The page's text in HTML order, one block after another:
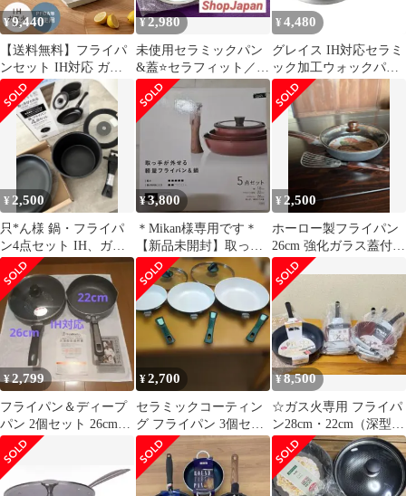
造 省エネ 焦げにくい
こびりつきにくい 軽量
）)
¥9,440
【送料無料】フライパ
ンセット IH対応 ガス
火対応 オーブン対応 セ
ラミック コーティング
深型 鍋 卵焼き 食洗器
対応 まとめて収納 脱着
式ハンドル 耐熱温度
220℃ 9点セット コー
ド:22430
¥2,980
未使用セラミックパン
&蓋⭐️セラフィット／
28cm／GOLD／
ShopJapan
¥ 4,480
グレイス IH対応セラミ
ック加工ウォックパン
28cm （ フライパン
28cm IH対応 ガス火対
応 炒め鍋 深型 セラミ
ックコート 軽い セラミ
ック加工 いため鍋 片手
鍋 アルミ製 軽量 こび
りつきにくい おしゃれ
）)
¥ 2,500
只*ん様 鍋・フライパ
ン4点セット IH、ガス
対応
¥3,800
＊Mikan様専用です＊
【新品未開封】取っ手
が外せる軽量フライパ
ン＆鍋 5点セッ
¥ 2,500
ホーロー製フライパン
26cm 強化ガラス蓋付き
ターナーセット
¥2,799
フライパン＆ディープ
パン 2個セット 26cm
22cm ガラス蓋 IH対応
¥2,700
セラミックコーティン
グ フライパン 3個セッ
ト
¥8,500
☆ガス火専用 フライパ
ン28cm・22cm（深型）
3個・エッグパン3個 セ
ット